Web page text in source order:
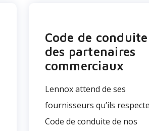
Code de conduite
des partenaires
commerciaux
Lennox attend de ses
fournisseurs qu’ils
Code de conduite de nos